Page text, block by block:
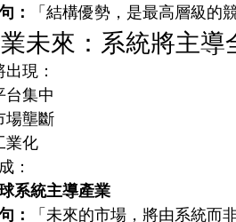
： 「結構優勢，是最高層級的
未來：系統將主導
現：
台集中
場壟斷
業化
：
系統主導產業
： 「未來的市場，將由系統而